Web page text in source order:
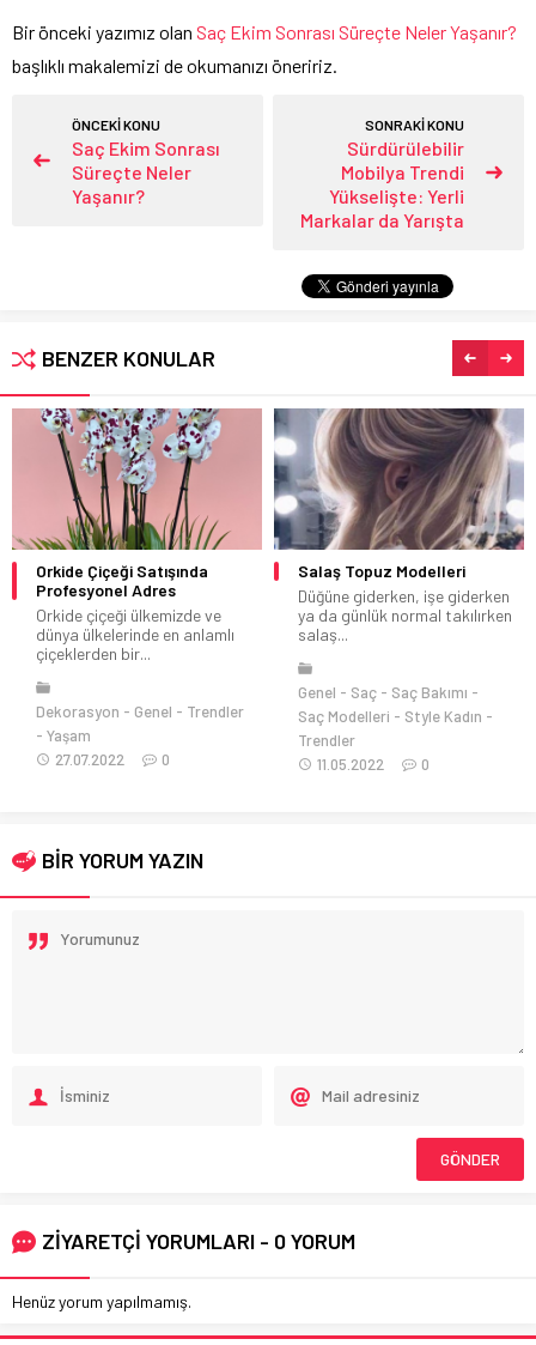
Bir önceki yazımız olan Saç Ekim Sonrası Süreçte Neler Yaşanır?
başlıklı makalemizi de okumanızı öneririz.
ÖNCEKİ KONU
Saç Ekim Sonrası
Süreçte Neler
Yaşanır?
SONRAKİ KONU
Sürdürülebilir
Mobilya Trendi
Yükselişte: Yerli
Markalar da Yarışta
BENZER KONULAR
Orkide Çiçeği Satışında
Profesyonel Adres
Orkide çiçeği ülkemizde ve
dünya ülkelerinde en anlamlı
çiçeklerden bir...
Dekorasyon Genel
Trendler
Yaşam
27.07.2022
0
Salaş Topuz Modelleri
Düğüne giderken, işe giderken
ya da günlük normal takılırken
salaş...
Genel Saç
Saç Bakımı
Saç Modelleri
Style Kadın
Trendler
11.05.2022
0
BİR YORUM YAZIN
ZİYARETÇİ YORUMLARI - 0 YORUM
Henüz yorum yapılmamış.